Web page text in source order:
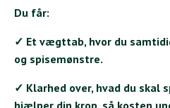
Du får:
✓ Et vægttab, hvor du
og spisemønstre.
✓ Klarhed over, hvad du skal
hjælper din krop, så kosten